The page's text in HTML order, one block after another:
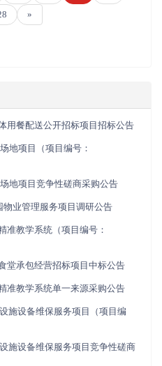
»
用餐配送公开招标项目招标公告
地项目（项目编号：
地项目竞争性磋商采购公告
物业管理服务项目调研公告
准教学系统（项目编号：
堂承包经营招标项目中标公告
准教学系统单一来源采购公告
施设备维保服务项目（项目编
施设备维保服务项目竞争性磋商